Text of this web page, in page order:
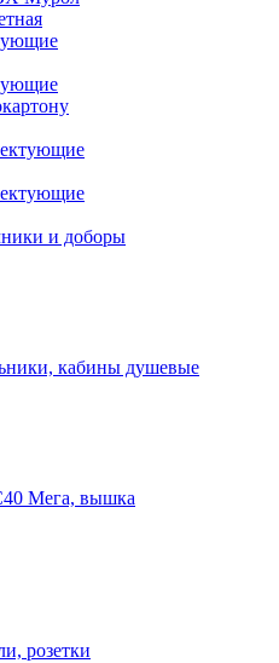
и доборы
кабины душевые
Мега, вышка
розетки